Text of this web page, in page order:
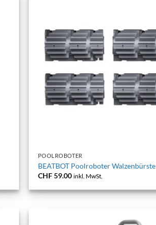
POOLROBOTER
BEATBOT Poolroboter Walzenbürste
CHF59.00 inkl. MwSt.